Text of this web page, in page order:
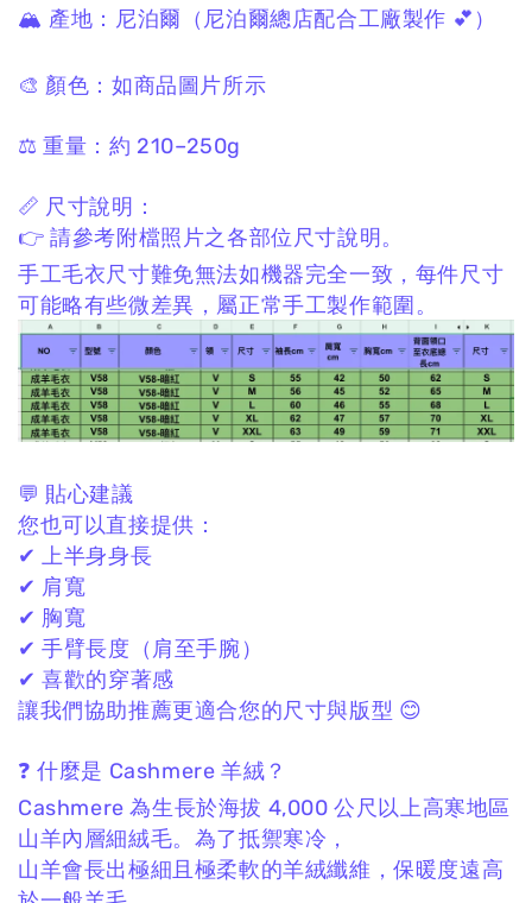
🏔 產地： 尼泊爾 （尼泊爾總店配合工廠製作 💕）
🎨 顏色： 如商品圖片所示
⚖️ 重量： 約 210–250g
📏 尺寸說明：
👉 請參考附檔照片之各部位尺寸說明。
手工毛衣尺寸難免無法如機器完全一致， 每件尺寸
可能略有些微差異， 屬正常手工製作範圍。
💬 貼心建議
您也可以直接提供：
✔ 上半身身長
✔ 肩寬
✔ 胸寬
✔ 手臂長度（肩至手腕）
✔ 喜歡的穿著感
讓我們協助推薦更適合您的尺寸與版型 😊
❓ 什麼是 Cashmere 羊絨？
Cashmere 為生長於海拔 4,000 公尺以上高寒地區
山羊內層細絨毛。 為了抵禦寒冷，
山羊會長出極細且極柔軟的羊絨纖維，保暖度遠高